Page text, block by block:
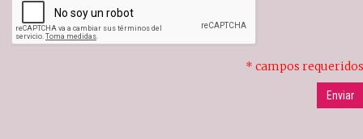
* campos requeridos